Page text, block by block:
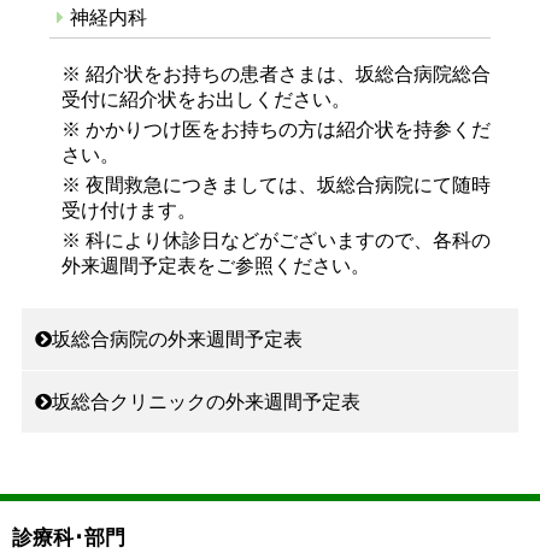
神経内科
※ 紹介状をお持ちの患者さまは、坂総合病院総合
受付に紹介状をお出しください。
※ かかりつけ医をお持ちの方は紹介状を持参くだ
さい。
※ 夜間救急につきましては、坂総合病院にて随時
受け付けます。
※ 科により休診日などがございますので、各科の
外来週間予定表をご参照ください。
坂総合病院の外来週間予定表
坂総合クリニックの外来週間予定表
診療科･部門